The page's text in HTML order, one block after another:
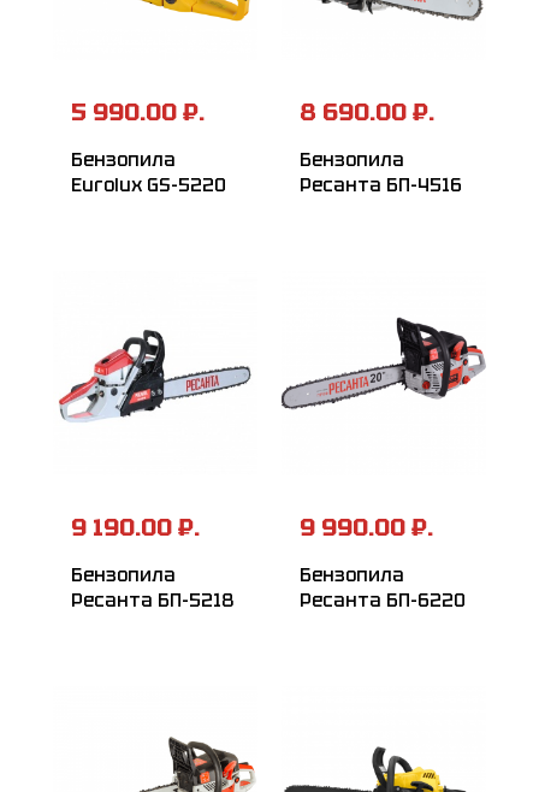
5 990.00 ₽.
Бензопила
Eurolux GS-5220
8 690.00 ₽.
Бензопила
Ресанта БП-4516
9 190.00 ₽.
Бензопила
Ресанта БП-5218
9 990.00 ₽.
Бензопила
Ресанта БП-6220